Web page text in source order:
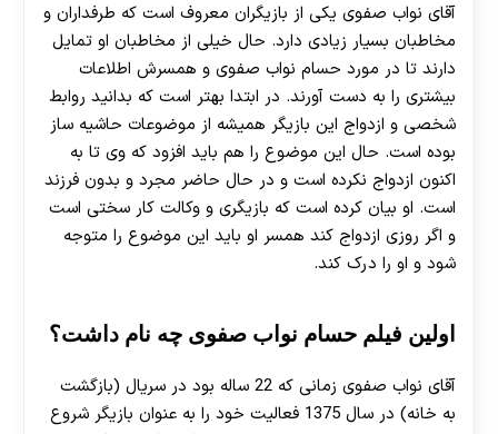
آقای نواب صفوی یکی از بازیگران معروف است که طرفداران و
مخاطبان بسیار زیادی دارد. حال خیلی از مخاطبان او تمایل
دارند تا در مورد حسام نواب صفوی و همسرش اطلاعات
بیشتری را به دست آورند. در ابتدا بهتر است که بدانید روابط
شخصی و ازدواج این بازیگر همیشه از موضوعات حاشیه‌ ساز
بوده است. حال این موضوع را هم باید افزود که وی تا به
اکنون ازدواج نکرده است و در حال حاضر مجرد و بدون فرزند
است. او بیان کرده است که بازیگری و وکالت کار سختی است
و اگر روزی ازدواج کند همسر او باید این موضوع را متوجه
شود و او را درک کند.
اولین فیلم حسام نواب صفوی چه نام داشت؟
آقای نواب صفوی زمانی که 22 ساله بود در سریال (بازگشت
به خانه) در سال 1375 فعالیت خود را به عنوان بازیگر شروع